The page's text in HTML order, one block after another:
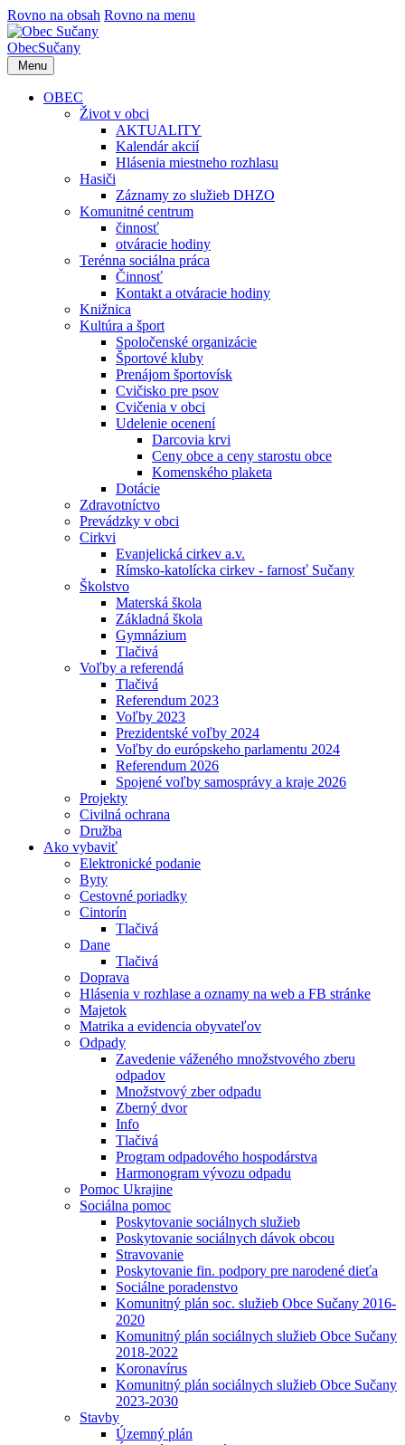
Rovno na obsah Rovno na menu
ObecSučany
Menu
OBEC
Život v obci
AKTUALITY
Kalendár akcií
Hlásenia miestneho rozhlasu
Hasiči
Záznamy zo služieb DHZO
Komunitné centrum
činnosť
otváracie hodiny
Terénna sociálna práca
Činnosť
Kontakt a otváracie hodiny
Knižnica
Kultúra a šport
Spoločenské organizácie
Športové kluby
Prenájom športovísk
Cvičisko pre psov
Cvičenia v obci
Udelenie ocenení
Darcovia krvi
Ceny obce a ceny starostu obce
Komenského plaketa
Dotácie
Zdravotníctvo
Prevádzky v obci
Cirkvi
Evanjelická cirkev a.v.
Rímsko-katolícka cirkev - farnosť Sučany
Školstvo
Materská škola
Základná škola
Gymnázium
Tlačivá
Voľby a referendá
Tlačivá
Referendum 2023
Voľby 2023
Prezidentské voľby 2024
Voľby do európskeho parlamentu 2024
Referendum 2026
Spojené voľby samosprávy a kraje 2026
Projekty
Civilná ochrana
Družba
Ako vybaviť
Elektronické podanie
Byty
Cestovné poriadky
Cintorín
Tlačivá
Dane
Tlačivá
Doprava
Hlásenia v rozhlase a oznamy na web a FB stránke
Majetok
Matrika a evidencia obyvateľov
Odpady
Zavedenie váženého množstvového zberu
odpadov
Množstvový zber odpadu
Zberný dvor
Info
Tlačivá
Program odpadového hospodárstva
Harmonogram vývozu odpadu
Pomoc Ukrajine
Sociálna pomoc
Poskytovanie sociálnych služieb
Poskytovanie sociálnych dávok obcou
Stravovanie
Poskytovanie fin. podpory pre narodené dieťa
Sociálne poradenstvo
Komunitný plán soc. služieb Obce Sučany 2016-
2020
Komunitný plán sociálnych služieb Obce Sučany
2018-2022
Koronavírus
Komunitný plán sociálnych služieb Obce Sučany
2023-2030
Stavby
Územný plán